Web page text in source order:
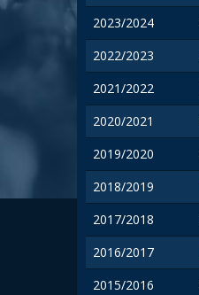
2023/2024
2022/2023
2021/2022
2020/2021
2019/2020
2018/2019
2017/2018
2016/2017
2015/2016